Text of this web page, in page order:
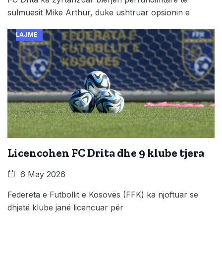
sulmuesit Mike Arthur, duke ushtruar opsionin e
LAJME
Licencohen FC Drita dhe 9 klube tjera
6 May 2026
Federeta e Futbollit e Kosovës (FFK) ka njoftuar se
dhjetë klube janë licencuar për